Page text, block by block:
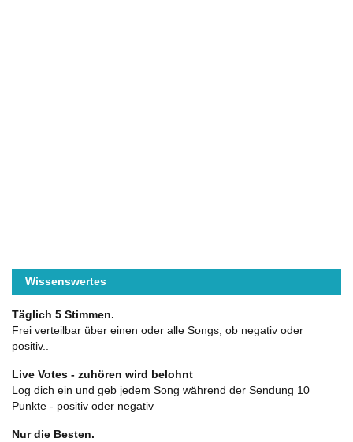
Wissenswertes
Täglich 5 Stimmen.
Frei verteilbar über einen oder alle Songs, ob negativ oder
positiv..
Live Votes - zuhören wird belohnt
Log dich ein und geb jedem Song während der Sendung 10
Punkte - positiv oder negativ
Nur die Besten.